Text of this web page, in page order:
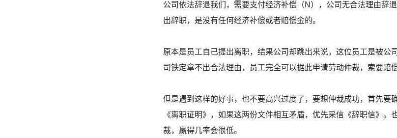
公司依法辞退我们，需要支付经济补偿（N），公司无合法理由辞
出辞职，是没有任何经济补偿或者赔偿金的。
原本是员工自己提出离职，结果公司却跳出来说，这位员工是被
司铁定拿不出合法理由，员工完全可以据此申请劳动仲裁，索要赔偿
但是遇到这样的好事，也不要高兴过度了，要想仲裁成功，首先
《离职证明》，如果这两份文件相互矛盾，优先采信《辞职信》
裁，赢得几率会很低。